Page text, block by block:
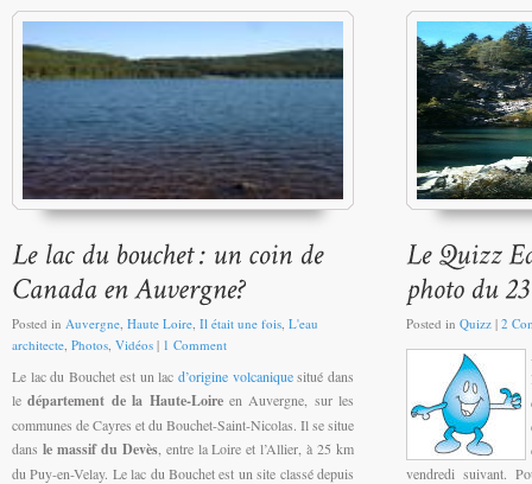
Posted in Auvergne Haute Loire Il était une fois L'eau
architecte Photos Vidéos | 1 Comment
Le lac du Bouchet est un lac d’origine volcaniquesitué dans
le département de la Haute-Loireen Auvergne, sur les
communes de Cayres et du Bouchet-Saint-Nicolas. Il se situe
dans le massif du Devès, entre la Loire et l’Allier, à 25 km
du Puy-en-Velay. Le lac du Bouchet est un site classé depuis
Posted in Quizz | 2
vendredi suivant.